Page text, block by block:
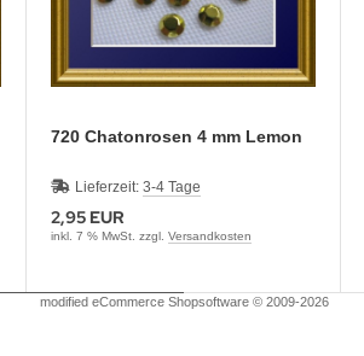
720 Chatonrosen 4 mm Lemon
Lieferzeit: 3-4 Tage
2,95 EUR
inkl. 7 % MwSt. zzgl. Versandkosten
modified eCommerce Shopsoftware © 2009-2026